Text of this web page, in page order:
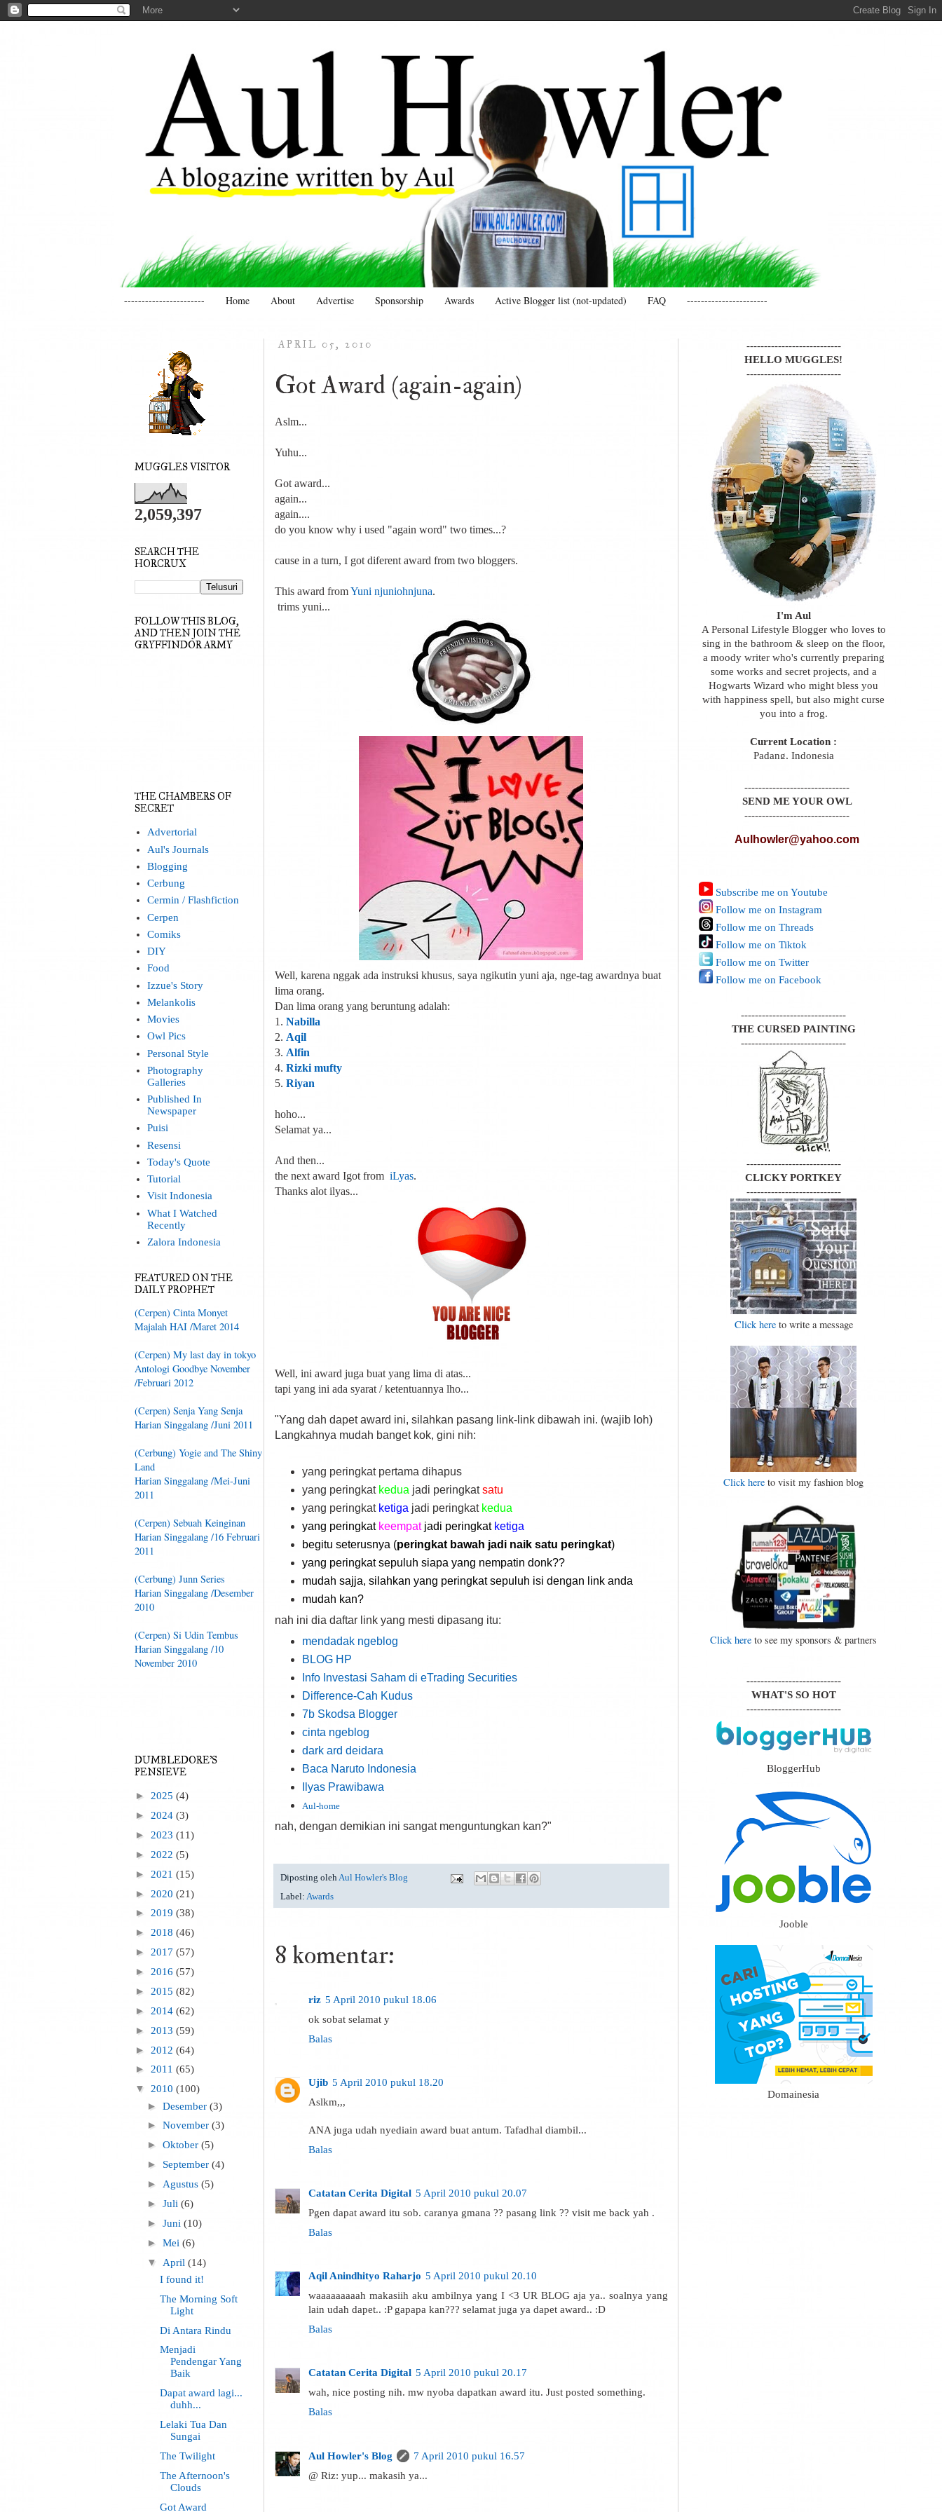
----------------------- Home About Advertise Sponsorship Awards Active Blogger list (not-updated) FAQ -----------------------
APRIL 05, 2010
Got Award (again-again)
Aslm...
Yuhu...
Got award...
again...
again....
do you know why i used "again word" two times...?
cause in a turn, I got diferent award from two bloggers.
This award fromYuni njuniohnjuna.
trims yuni...
Well, karena nggak ada instruksi khusus, saya ngikutin yuni aja, nge-tag awardnya buat
lima orang.
Dan lima orang yang beruntung adalah:
1. Nabilla
2. Aqil
3. Alfin
4. Rizki mufty
5. Riyan
hoho...
Selamat ya...
And then...
the next award Igot from iLyas.
Thanks alot ilyas...
Well, ini award juga buat yang lima di atas...
tapi yang ini ada syarat / ketentuannya lho...
"Yang dah dapet award ini, silahkan pasang link-link dibawah ini. (wajib loh)
Langkahnya mudah banget kok, gini nih:
yang peringkat pertama dihapus
yang peringkat kedua jadi peringkatsatu
yang peringkat ketiga jadi peringkat kedua
yang peringkat keempatjadi peringkat ketiga
begitu seterusnya (peringkat bawah jadi naik satu peringkat)
yang peringkat sepuluh siapa yang nempatin donk??
mudah sajja, silahkan yang peringkat sepuluh isi dengan link anda
mudah kan?
nah ini dia daftar link yang mesti dipasang itu:
mendadak ngeblog
BLOG HP
Info Investasi Saham di eTrading Securities
Difference-Cah Kudus
7b Skodsa Blogger
cinta ngeblog
dark ard deidara
Baca Naruto Indonesia
Ilyas Prawibawa
Aul-home
nah, dengan demikian ini sangat menguntungkan kan?"
Diposting olehAul Howler's Blog
Label: Awards
8 komentar:
riz 5 April 2010 pukul 18.06
ok sobat selamat y
Balas
Ujib 5 April 2010 pukul 18.20
Aslkm,,,
ANA juga udah nyediain award buat antum. Tafadhal diambil...
Balas
Catatan Cerita Digital 5 April 2010 pukul 20.07
Pgen dapat award itu sob. caranya gmana ?? pasang link ?? visit me back yah .
Balas
Aqil Anindhityo Raharjo 5 April 2010 pukul 20.10
waaaaaaaaah makasiih aku ambilnya yang I <3 UR BLOG aja ya.. soalnya yang
lain udah dapet.. :P gapapa kan??? selamat juga ya dapet award.. :D
Balas
Catatan Cerita Digital 5 April 2010 pukul 20.17
wah, nice posting nih. mw nyoba dapatkan award itu. Just posted something.
Balas
Aul Howler's Blog
7 April 2010 pukul 16.57
@ Riz: yup... makasih ya...
MUGGLES VISITOR
2,059,397
SEARCH THE
HORCRUX
FOLLOW THIS BLOG,
AND THEN JOIN THE
GRYFFINDOR ARMY
THE CHAMBERS OF
SECRET
Advertorial
Aul's Journals
Blogging
Cerbung
Cermin / Flashfiction
Cerpen
Comiks
DIY
Food
Izzue's Story
Melankolis
Movies
Owl Pics
Personal Style
Photography
Galleries
Published In
Newspaper
Puisi
Resensi
Today's Quote
Tutorial
Visit Indonesia
What I Watched
Recently
Zalora Indonesia
FEATURED ON THE
DAILY PROPHET
(Cerpen) Cinta Monyet
Majalah HAI /Maret 2014
(Cerpen) My last day in tokyo
Antologi Goodbye November
/Februari 2012
(Cerpen) Senja Yang Senja
Harian Singgalang /Juni 2011
(Cerbung) Yogie and The Shiny
Land
Harian Singgalang /Mei-Juni
2011
(Cerpen) Sebuah Keinginan
Harian Singgalang /16 Februari
2011
(Cerbung) Junn Series
Harian Singgalang /Desember
2010
(Cerpen) Si Udin Tembus
Harian Singgalang /10
November 2010
DUMBLEDORE'S
PENSIEVE
► 2025 (4)
► 2024 (3)
► 2023 (11)
► 2022 (5)
► 2021 (15)
► 2020 (21)
► 2019 (38)
► 2018 (46)
► 2017 (57)
► 2016 (57)
► 2015 (82)
► 2014 (62)
► 2013 (59)
► 2012 (64)
► 2011 (65)
▼ 2010 (100)
►Desember(3)
►November(3)
►Oktober(5)
► September(4)
► Agustus(5)
►Juli(6)
►Juni(10)
►Mei(6)
▼ April(14)
I found it!
The Morning Soft
Light
Di Antara Rindu
Menjadi
Pendengar Yang
Baik
Dapat award lagi...
duhh...
Lelaki Tua Dan
Sungai
The Twilight
The Afternoon's
Clouds
Got Award
---------------------------
HELLO MUGGLES!
---------------------------
I'm Aul
A Personal Lifestyle Blogger who loves to
sing in the bathroom & sleep on the floor,
a moody writer who's currently preparing
some works and secret projects, and a
Hogwarts Wizard who might bless you
with happiness spell, but also might curse
you into a frog.
Current Location :
Padang, Indonesia
------------------------------
SEND ME YOUR OWL
------------------------------
Aulhowler@yahoo.com
Subscribe me on Youtube
Follow me on Instagram
Follow me on Threads
Follow me on Tiktok
Follow me on Twitter
Follow me on Facebook
------------------------------
THE CURSED PAINTING
------------------------------
---------------------------
CLICKY PORTKEY
---------------------------
Click hereto write a message
Click here to visit my fashion blog
Click here to see my sponsors & partners
---------------------------
WHAT'S SO HOT
---------------------------
BloggerHub
Jooble
Domainesia